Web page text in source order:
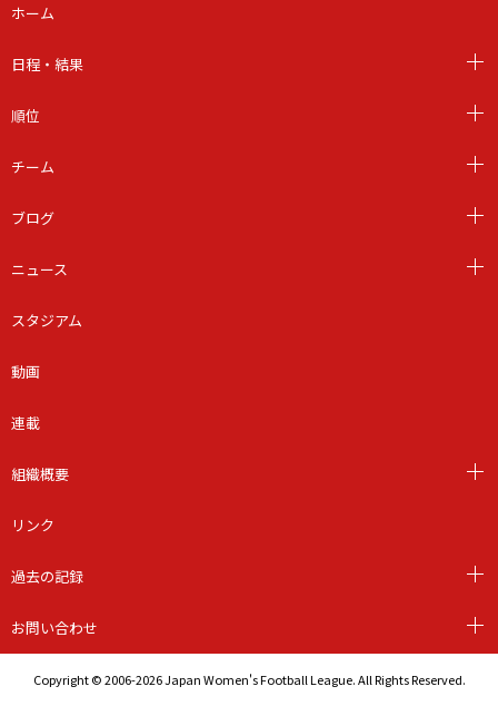
ホーム
日程・結果
順位
チーム
ブログ
ニュース
スタジアム
動画
連載
組織概要
リンク
過去の記録
お問い合わせ
Copyright © 2006-2026 Japan Women's Football League. All Rights Reserved.